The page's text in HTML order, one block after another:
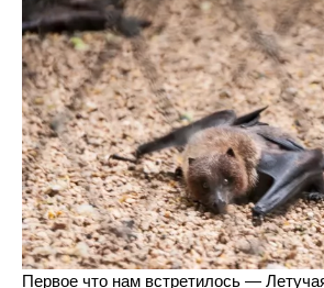
Первое что нам встретилось —